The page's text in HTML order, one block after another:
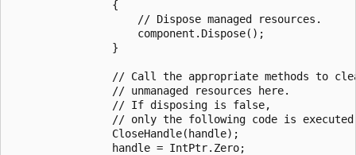
                {
                    // Dispose managed resources.
                    component.Dispose();
                }
// Call the appropriate methods to
                // unmanaged resources here.
                // If disposing is false,
// only the following code is
                CloseHandle(handle);
                handle = IntPtr.Zero;